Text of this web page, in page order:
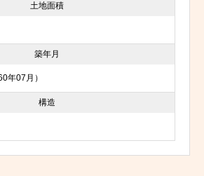
土地面積
築年月
年07月）
構造